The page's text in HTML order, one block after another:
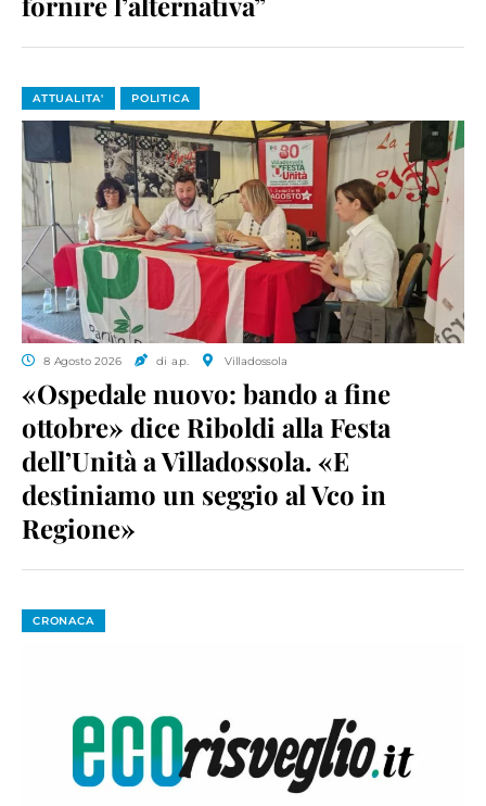
ATTUALITA' POLITICA
8 Agosto 2026 di a.p. Villadossola
«Ospedale nuovo: bando a fine
ottobre» dice Riboldi alla Festa
dell’Unità a Villadossola. «E
destiniamo un seggio al Vco in
Regione»
CRONACA